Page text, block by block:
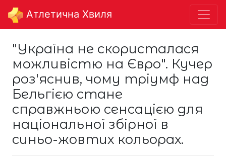
Aтлетична Хвиля
"Україна не скористалася
можливістю на Євро". Кучер
роз'яснив, чому тріумф над
Бельгією стане
справжньою сенсацією для
національної збірної в
синьо-жовтих кольорах.